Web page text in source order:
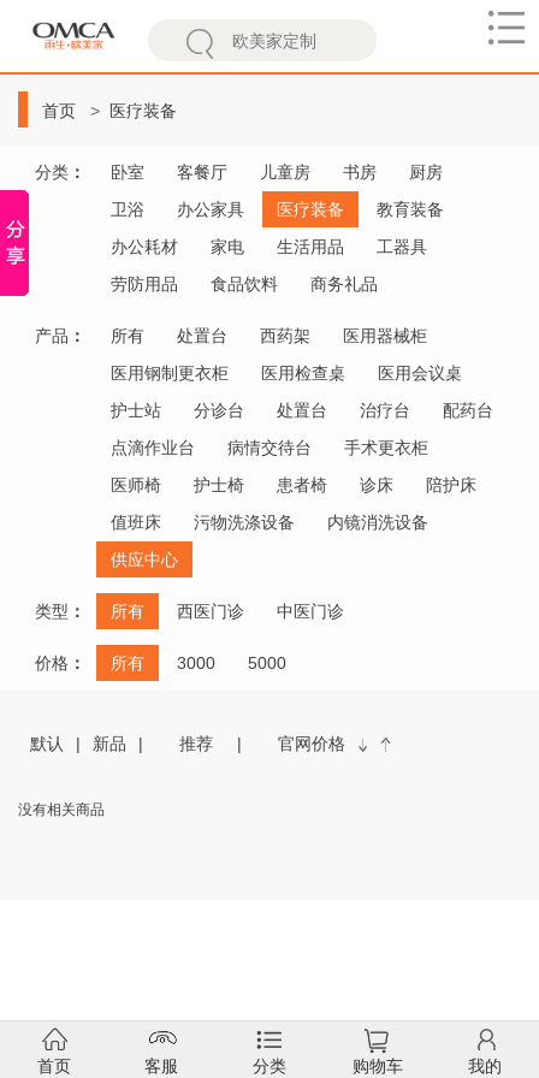
欧
首页 医疗装备
分类 ： 卧室 客餐厅 儿童房 书房
厨房
卫浴
办公家具 医疗装备
教育装备
办公耗材
家电 生活用品
工器具
劳防用品
食品饮料 商务礼品
产品 ： 所有 处置台 西药架
医用器械柜
医用钢制更衣柜
医用检查桌
医用会议桌
护士站
分诊台 处置台 治疗台
配药台
点滴作业台
病情交待台
手术更衣柜
医师椅
护士椅 患者椅 诊床
陪护床
值班床
污物洗涤设备
内镜消洗设备
供应中心
类型 ： 所有 西医门诊 中医门诊
价格 ： 所有 3000 5000
默认 新品 推荐 官网价格
没有相关商品
首页 客服 分类 购物车 我的